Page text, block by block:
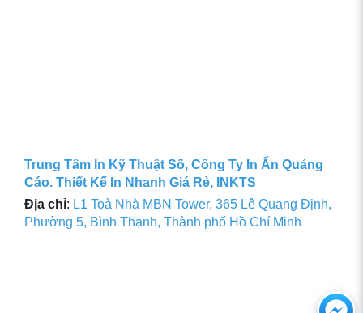
Trung Tâm In Kỹ Thuật Số, Công Ty In Ấn Quảng
Cáo. Thiết Kế In Nhanh Giá Rẻ, INKTS
Địa chỉ: L1 Toà Nhà MBN Tower, 365 Lê Quang Định,
Phường 5, Bình Thạnh, Thành phố Hồ Chí Minh